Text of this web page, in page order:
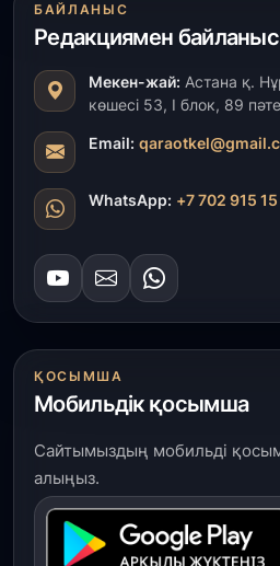
ҚР Президенті Орталық
ұзақмерзімді
ұсынды
31 шілде, 2026
«Ауыл аманаты»:
4 223 жоба
31 шілде, 2026
толық ауыз сумен қамтылды
30 шілде, 2026
Түркістанда «Арыс-2»
Қордайлық қыз-
креативті бұйымдар
29 шілде, 2026
Сарыарқа ауданында «Заң
БАЙЛАНЫС
Редакциямен байланыс
Мекен-жай: Астана қ.
көшесі 53, І блок, 89
Email:
WhatsApp: +7 702 915
ҚОСЫМША
Мобильдік қосымша
Сайтымыздың мобильді
алыңыз.